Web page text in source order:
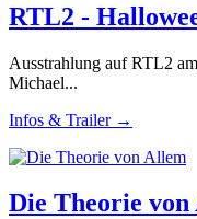
RTL2 -
Ausstrahlung auf RTL2
Michael...
Infos & Trailer →
Die Theorie